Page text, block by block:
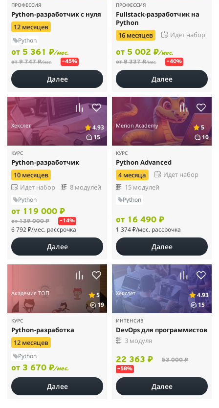
ПРОФЕССИЯ
Python-разработчик с нуля
12 месяцев
Python
от 5 361 ₽/мес.
от 9 747 ₽/мес. –45%
Далее
ПРОФЕССИЯ
Fullstack-разработчик на
Python
16 месяцев Идет набор
от 5 002 ₽/мес.
от 8 337 ₽/мес. –40%
Далее
Хекслет
4.93
15
КУРС
Python-разработчик
10 месяцев
Идет набор
8 модулей
Python
от 119 000 ₽
от 139 000 ₽ –14%
6 792 ₽/мес. рассрочка
Далее
Merion Academy
5
10
КУРС
Python Advanced
4 месяца
Идет набор
15 модулей
Python
от 16 490 ₽
1 374 ₽/мес. рассрочка
Далее
Академия ТОП
5
19
КУРС
Python-разработка
12 месяцев
Python
от 3 670 ₽/мес.
Далее
Хекслет
4.93
15
ИНТЕНСИВ
DevOps для программистов
3 модуля
22 363 ₽ 53 000 ₽
–58%
Далее